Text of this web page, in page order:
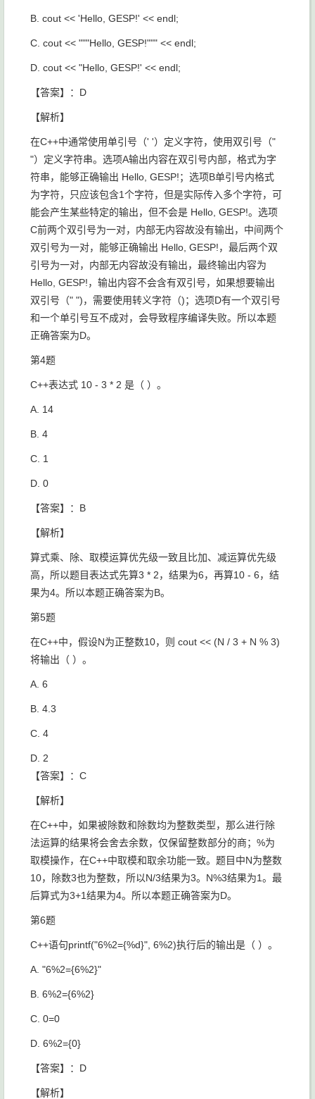
B. cout << 'Hello, GESP!' << endl;​
C. cout << """Hello, GESP!""" << endl;​
D. cout << "Hello, GESP!' << endl;​
【答案】：D
【解析】
在C++中通常使用单引号（' '）定义字符，使用双引号（"
"）定义字符串。选项A输出内容在双引号内部，格式为字
符串，能够正确输出 Hello, GESP!；选项B单引号内格式
为字符，只应该包含1个字符，但是实际传入多个字符，可
能会产生某些特定的输出，但不会是 Hello, GESP!。选项
C前两个双引号为一对，内部无内容故没有输出，中间两个
双引号为一对，能够正确输出 Hello, GESP!，最后两个双
引号为一对，内部无内容故没有输出，最终输出内容为
Hello, GESP!，输出内容不会含有双引号，如果想要输出
双引号（" ")，需要使用转义字符（)；选项D有一个双引号
和一个单引号互不成对，会导致程序编译失败。所以本题
正确答案为D。
第4题
C++表达式 10 - 3 * 2 是（ ）。
A. 14
B. 4
C. 1
D. 0
【答案】：B
【解析】
算式乘、除、取模运算优先级一致且比加、减运算优先级
高，所以题目表达式先算3 * 2，结果为6，再算10 - 6，结
果为4。所以本题正确答案为B。
第5题
在C++中，假设N为正整数10，则 cout << (N / 3 + N % 3)​
将输出（ ）。
A. 6
B. 4.3
C. 4
D. 2
【答案】：C
【解析】
在C++中，如果被除数和除数均为整数类型，那么进行除
法运算的结果将会舍去余数，仅保留整数部分的商；%为
取模操作，在C++中取模和取余功能一致。题目中N为整数
10，除数3也为整数，所以N/3结果为3。N%3结果为1。最
后算式为3+1结果为4。所以本题正确答案为D。
第6题
C++语句printf("6%2={%d}", 6%2)​执行后的输出是（ ）。
A. "6%2={6%2}"​
B. 6%2={6%2}​
C. 0=0​
D. 6%2={0}​
【答案】：D
【解析】